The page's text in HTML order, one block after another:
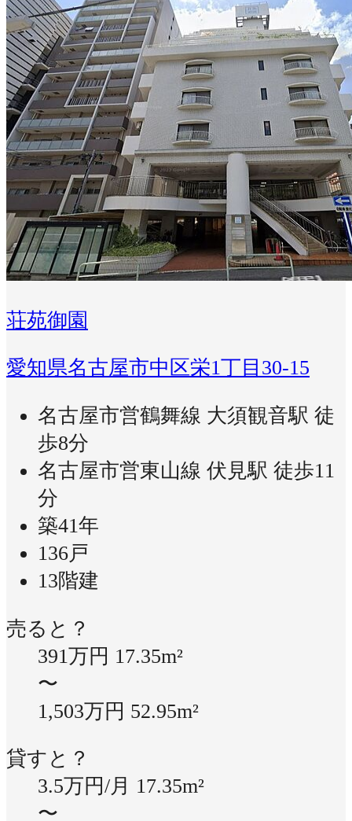
荘苑御園
愛知県名古屋市中区栄1丁目30-15
名古屋市営鶴舞線 大須観音駅 徒
歩8分
名古屋市営東山線 伏見駅 徒歩11
分
築41年
136戸
13階建
売ると？
391万円 17.35m²
〜
1,503万円 52.95m²
貸すと？
3.5万円/月 17.35m²
〜